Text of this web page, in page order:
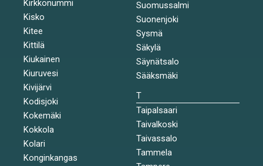
Kirkkonummi
Kisko
Kitee
Kittilä
Kiukainen
Kiuruvesi
Kivijärvi
Kodisjoki
Kokemäki
Kokkola
Kolari
Konginkangas
Suomussalmi
Suonenjoki
Sysmä
Säkylä
Säynätsalo
Sääksmäki
T
Taipalsaari
Taivalkoski
Taivassalo
Tammela